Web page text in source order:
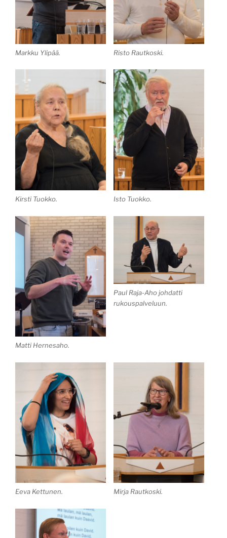
Markku Ylipää. Risto Rautkoski.
Kirsti Tuokko. Isto Tuokko.
Matti Hernesaho.
Paul Raja-Aho johdatti
rukouspalveluun.
Eeva Kettunen. Mirja Rautkoski.